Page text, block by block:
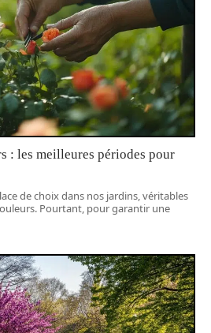
: les meilleures périodes pour
de choix dans nos jardins, véritables
Pourtant, pour garantir une